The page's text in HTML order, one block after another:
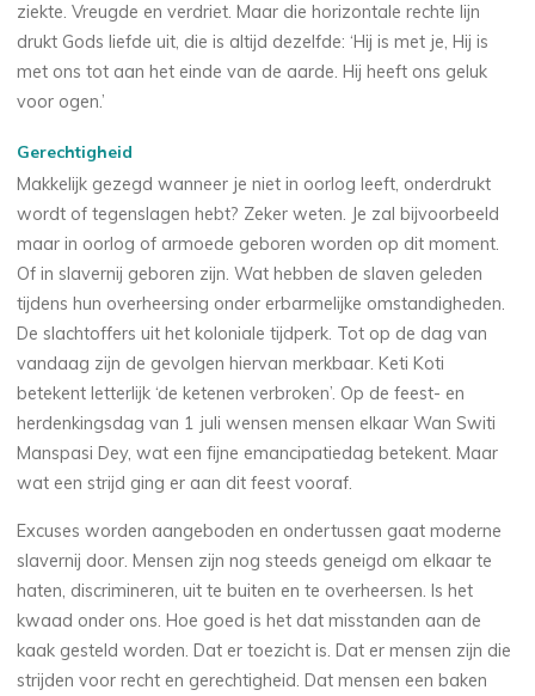
ziekte. Vreugde en verdriet. Maar die horizontale rechte lijn
drukt Gods liefde uit, die is altijd dezelfde: ‘Hij is met je, Hij is
met ons tot aan het einde van de aarde. Hij heeft ons geluk
voor ogen.’
Gerechtigheid
Makkelijk gezegd wanneer je niet in oorlog leeft, onderdrukt
wordt of tegenslagen hebt? Zeker weten. Je zal bijvoorbeeld
maar in oorlog of armoede geboren worden op dit moment.
Of in slavernij geboren zijn. Wat hebben de slaven geleden
tijdens hun overheersing onder erbarmelijke omstandigheden.
De slachtoffers uit het koloniale tijdperk. Tot op de dag van
vandaag zijn de gevolgen hiervan merkbaar. Keti Koti
betekent letterlijk ‘de ketenen verbroken’. Op de feest- en
herdenkingsdag van 1 juli wensen mensen elkaar Wan Switi
Manspasi Dey, wat een fijne emancipatiedag betekent. Maar
wat een strijd ging er aan dit feest vooraf.
Excuses worden aangeboden en ondertussen gaat moderne
slavernij door. Mensen zijn nog steeds geneigd om elkaar te
haten, discrimineren, uit te buiten en te overheersen. Is het
kwaad onder ons. Hoe goed is het dat misstanden aan de
kaak gesteld worden. Dat er toezicht is. Dat er mensen zijn die
strijden voor recht en gerechtigheid. Dat mensen een baken